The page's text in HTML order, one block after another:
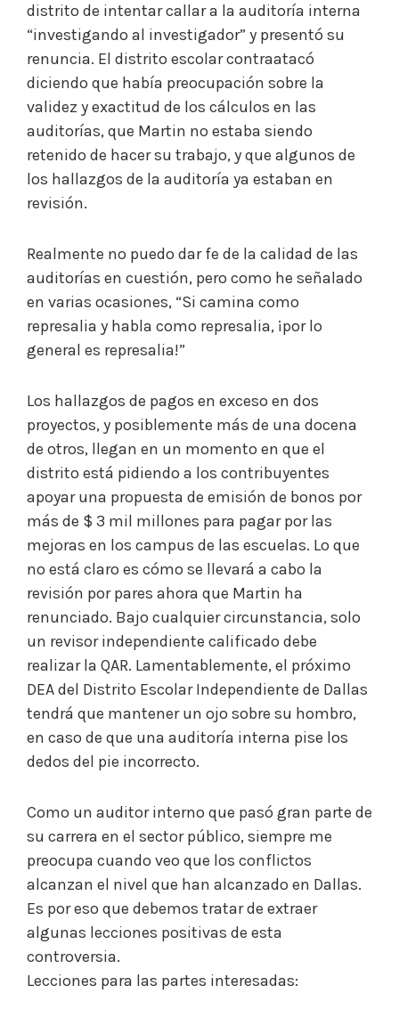
distrito de intentar callar a la auditoría interna
“investigando al investigador” y presentó su
renuncia. El distrito escolar contraatacó
diciendo que había preocupación sobre la
validez y exactitud de los cálculos en las
auditorías, que Martin no estaba siendo
retenido de hacer su trabajo, y que algunos de
los hallazgos de la auditoría ya estaban en
revisión.
Realmente no puedo dar fe de la calidad de las
auditorías en cuestión, pero como he señalado
en varias ocasiones, “Si camina como
represalia y habla como represalia, ¡por lo
general es represalia!”
Los hallazgos de pagos en exceso en dos
proyectos, y posiblemente más de una docena
de otros, llegan en un momento en que el
distrito está pidiendo a los contribuyentes
apoyar una propuesta de emisión de bonos por
más de $ 3 mil millones para pagar por las
mejoras en los campus de las escuelas. Lo que
no está claro es cómo se llevará a cabo la
revisión por pares ahora que Martin ha
renunciado. Bajo cualquier circunstancia, solo
un revisor independiente calificado debe
realizar la QAR. Lamentablemente, el próximo
DEA del Distrito Escolar Independiente de Dallas
tendrá que mantener un ojo sobre su hombro,
en caso de que una auditoría interna pise los
dedos del pie incorrecto.
Como un auditor interno que pasó gran parte de
su carrera en el sector público, siempre me
preocupa cuando veo que los conflictos
alcanzan el nivel que han alcanzado en Dallas.
Es por eso que debemos tratar de extraer
algunas lecciones positivas de esta
controversia.
Lecciones para las partes interesadas: